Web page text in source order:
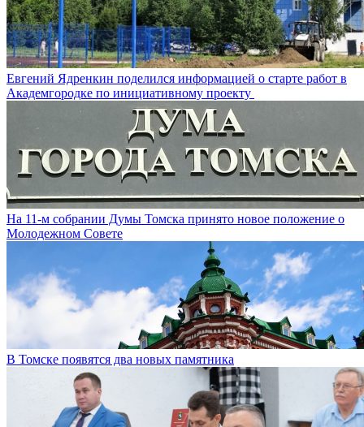
Евгений Ядренкин поделился информацией о старте работ в
Академгородке по инициативному проекту
На 11-м собрании Думы Томска принято новое положение о
Молодежном Совете
В Томске появятся два новых памятника